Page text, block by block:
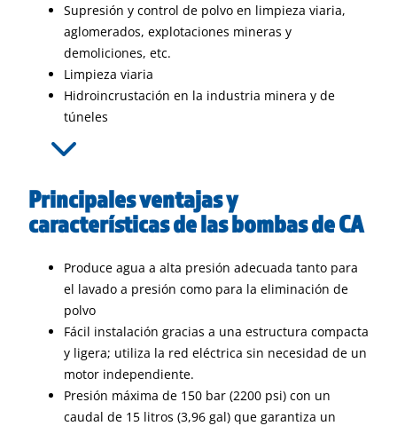
Supresión y control de polvo en limpieza viaria,
aglomerados, explotaciones mineras y
demoliciones, etc.
Limpieza viaria
Hidroincrustación en la industria minera y de
túneles
Principales ventajas y
características de las bombas de CA
Produce agua a alta presión adecuada tanto para
el lavado a presión como para la eliminación de
polvo
Fácil instalación gracias a una estructura compacta
y ligera; utiliza la red eléctrica sin necesidad de un
motor independiente.
Presión máxima de 150 bar (2200 psi) con un
caudal de 15 litros (3,96 gal) que garantiza un